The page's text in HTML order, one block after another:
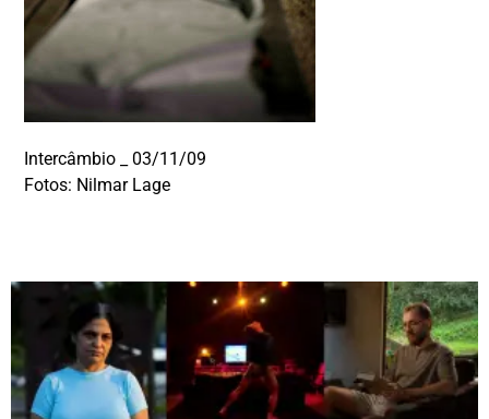
Intercâmbio _ 03/11/09
Fotos: Nilmar Lage